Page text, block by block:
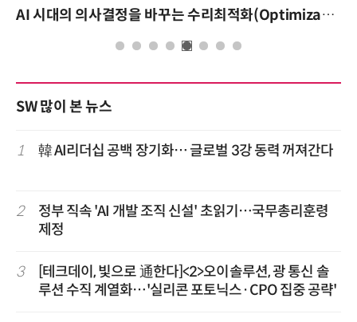
AI 시대의 의사결정을 바꾸는 수리최적화(Optimization): 실제 산업 적용 사례와 활용 전략
SW 많이 본 뉴스
1 韓 AI리더십 공백 장기화… 글로벌 3강 동력 꺼져간다
2
정부 직속 'AI 개발 조직 신설' 초읽기…국무총리훈령
제정
3
[테크데이, 빛으로 通한다]<2>오이솔루션, 광 통신 솔
루션 수직 계열화…'실리콘 포토닉스·CPO 집중 공략'